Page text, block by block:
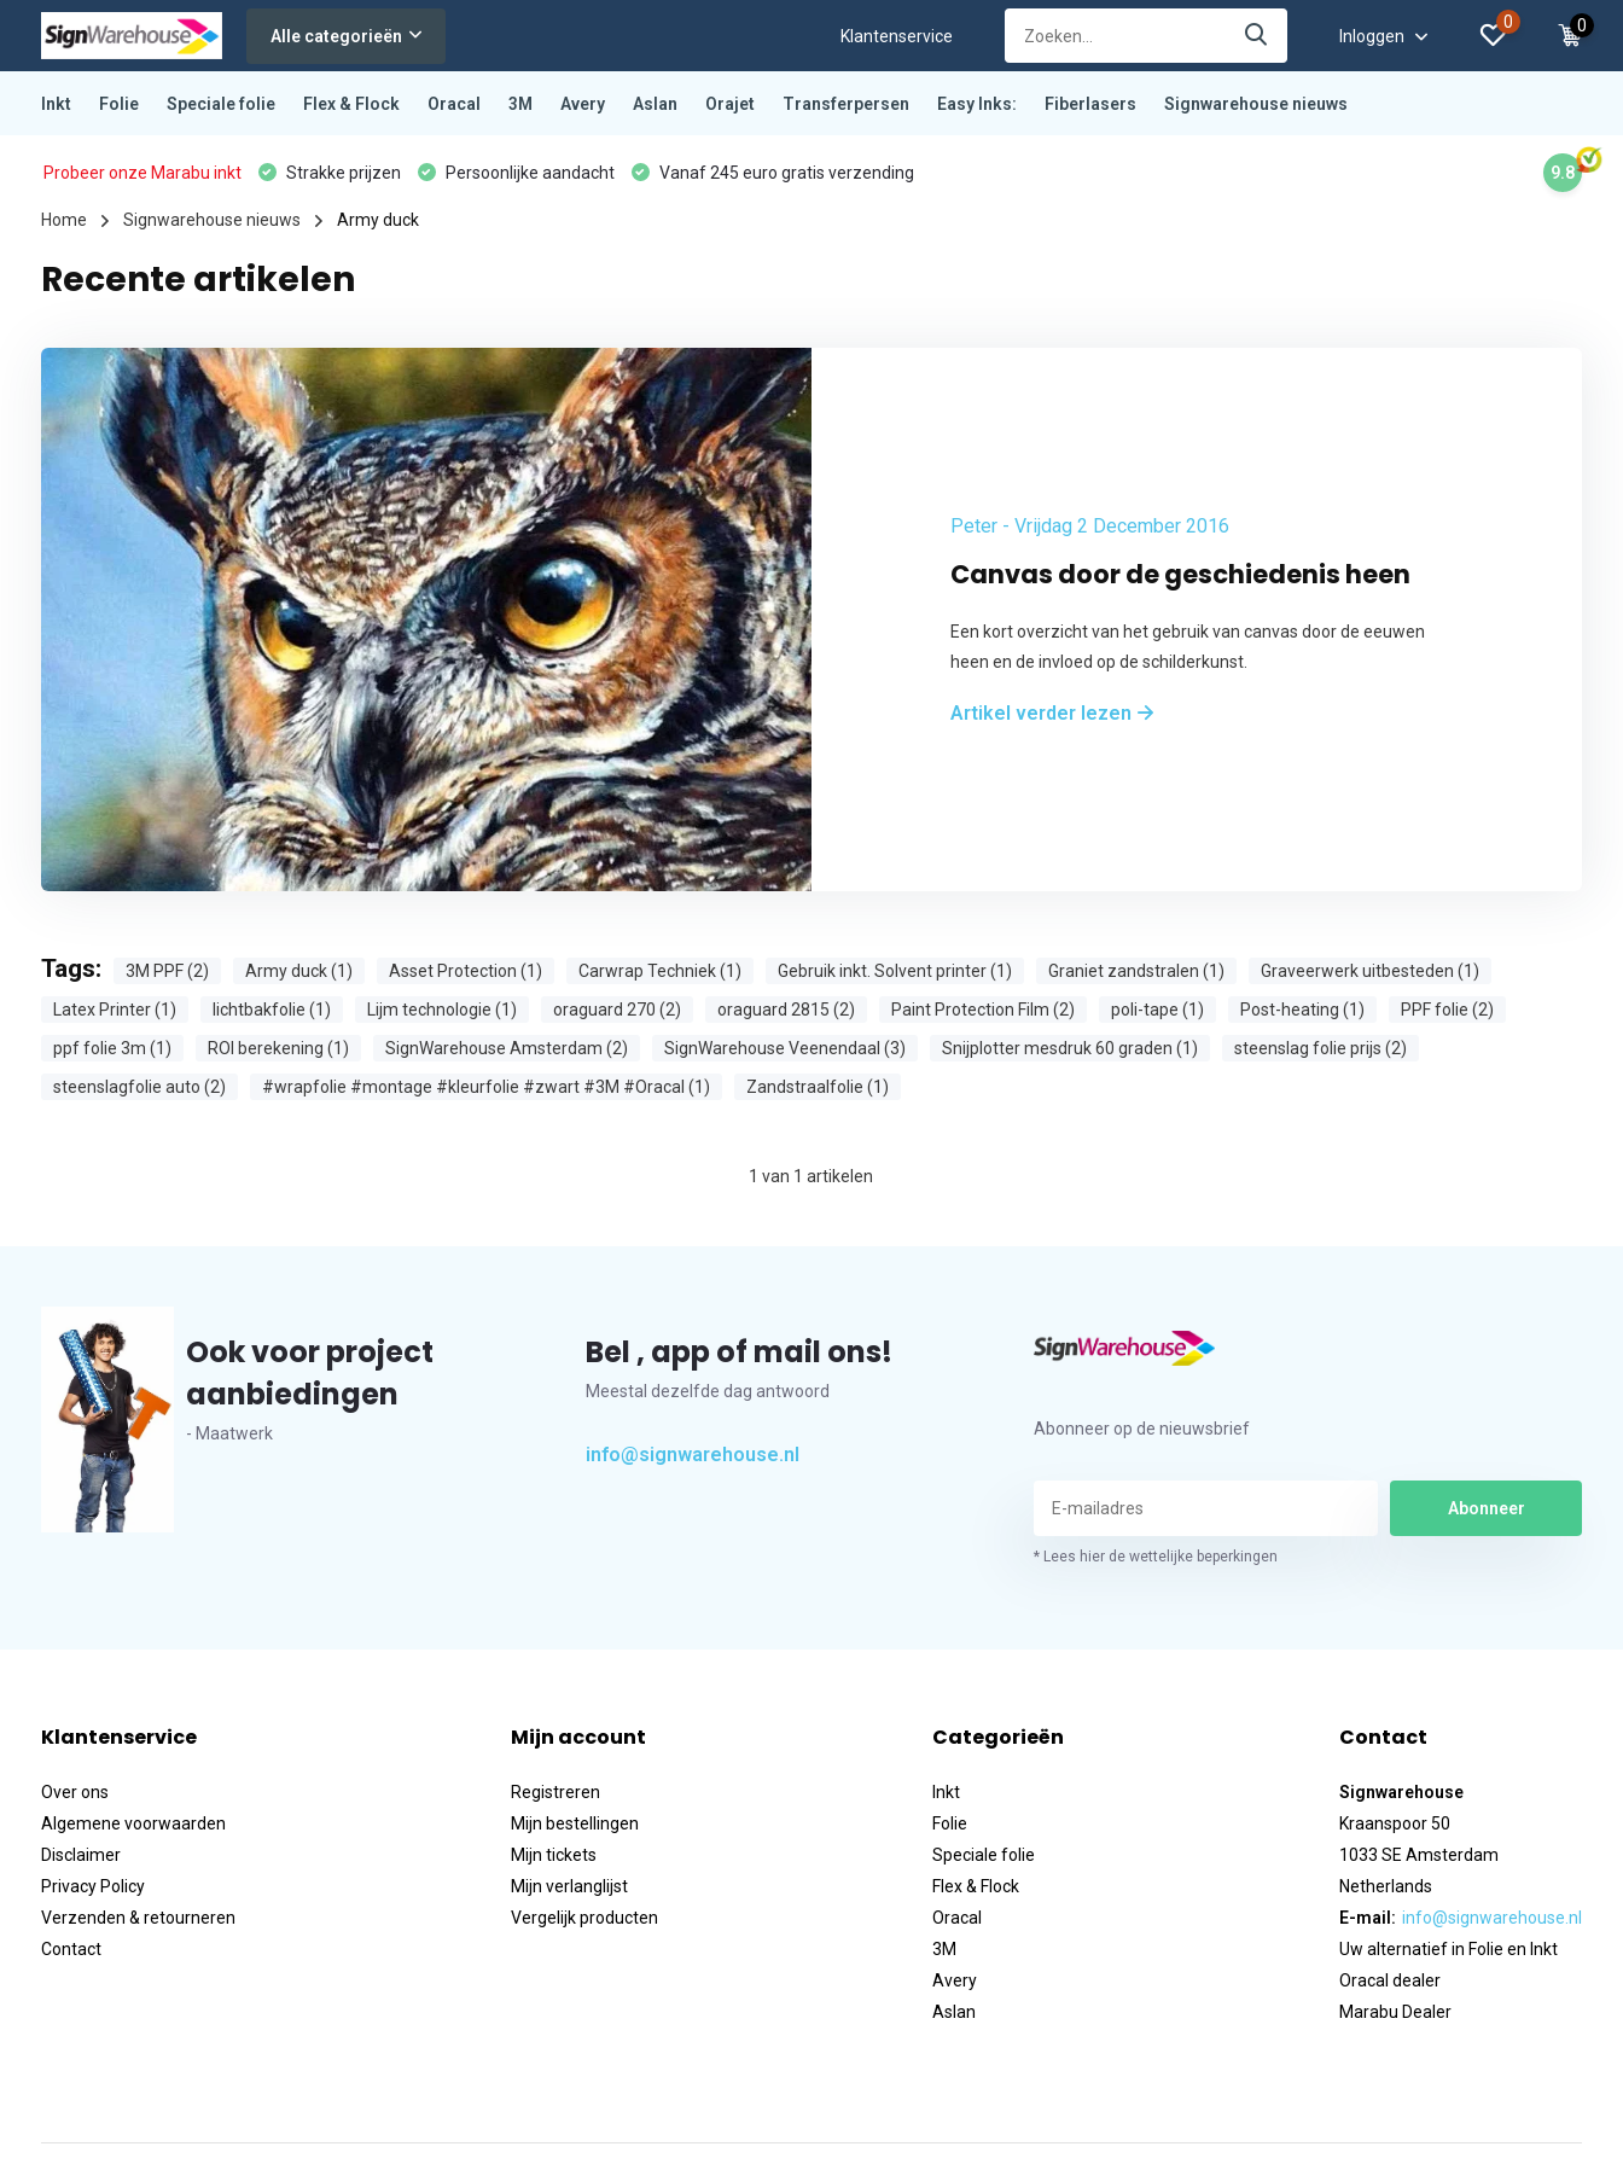
Alle categorieën Klantenservice Inloggen
0 0
Inkt Folie Speciale folie Flex & Flock Oracal 3M Avery Aslan Orajet Transferpersen Easy Inks: Fiberlasers Signwarehouse nieuws
Probeer onze Marabu inkt Strakke prijzen Persoonlijke aandacht Vanaf 245 euro gratis verzending 9.8
Home Signwarehouse nieuws Army duck
Recente artikelen
Peter - Vrijdag 2 December 2016
Canvas door de geschiedenis heen
Een kort overzicht van het gebruik van canvas door de eeuwen
heen en de invloed op de schilderkunst.
Artikel verder lezen
Tags: 3M PPF (2) Army duck (1) Asset Protection (1) Carwrap Techniek (1) Gebruik inkt. Solvent printer (1) Graniet zandstralen (1)
Graveerwerk uitbesteden (1)
Latex Printer (1)
lichtbakfolie (1) Lijm technologie (1) oraguard 270 (2) oraguard 2815 (2) Paint Protection Film (2) poli-tape (1) Post-heating (1)
PPF folie (2)
ppf folie 3m (1)
ROI berekening (1) SignWarehouse Amsterdam (2) SignWarehouse Veenendaal (3) Snijplotter mesdruk 60 graden (1)
steenslag folie prijs (2)
steenslagfolie auto (2)
#wrapfolie #montage #kleurfolie #zwart #3M #Oracal (1) Zandstraalfolie (1)
1 van 1 artikelen
Ook voor project
aanbiedingen
- Maatwerk
Bel , app of mail ons!
Meestal dezelfde dag antwoord
info@signwarehouse.nl
Abonneer op de nieuwsbrief
Abonneer
* Lees hier de wettelijke beperkingen
Klantenservice
Over ons
Algemene voorwaarden
Disclaimer
Privacy Policy
Verzenden & retourneren
Contact
Mijn account
Registreren
Mijn bestellingen
Mijn tickets
Mijn verlanglijst
Vergelijk producten
Categorieën
Inkt
Folie
Speciale folie
Flex & Flock
Oracal
3M
Avery
Aslan
Contact
Signwarehouse
Kraanspoor 50
1033 SE Amsterdam
Netherlands
E-mail: info@signwarehouse.nl
Uw alternatief in Folie en Inkt
Oracal dealer
Marabu Dealer